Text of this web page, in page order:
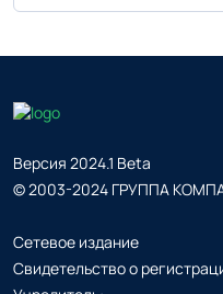
Версия 2024.1 Beta
© 2003-2024 ГРУППА
Сетевое издание
Свидетельство о